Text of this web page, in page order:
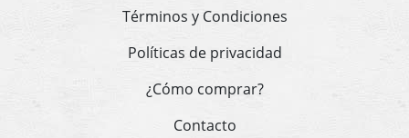
Términos y Condiciones
Políticas de privacidad
¿Cómo comprar?
Contacto